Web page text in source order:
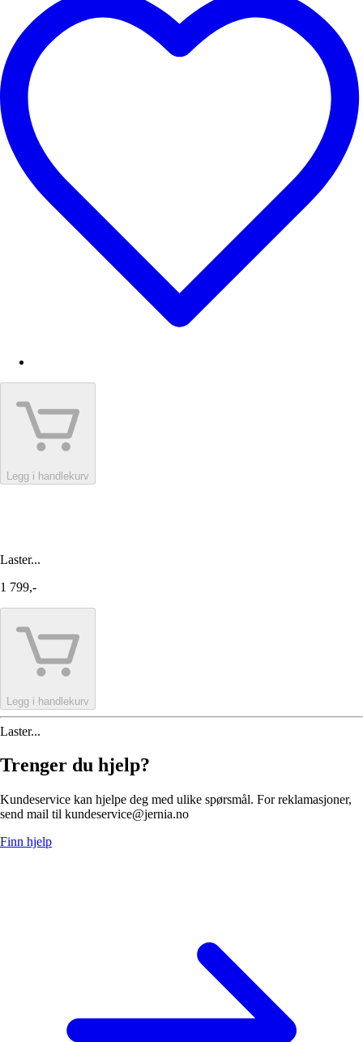
Legg i handlekurv
Laster...
1 799,-
Legg i handlekurv
Laster...
Trenger du hjelp?
Kundeservice kan hjelpe deg med ulike spørsmål. For reklamasjoner,
send mail til kundeservice@jernia.no
Finn hjelp